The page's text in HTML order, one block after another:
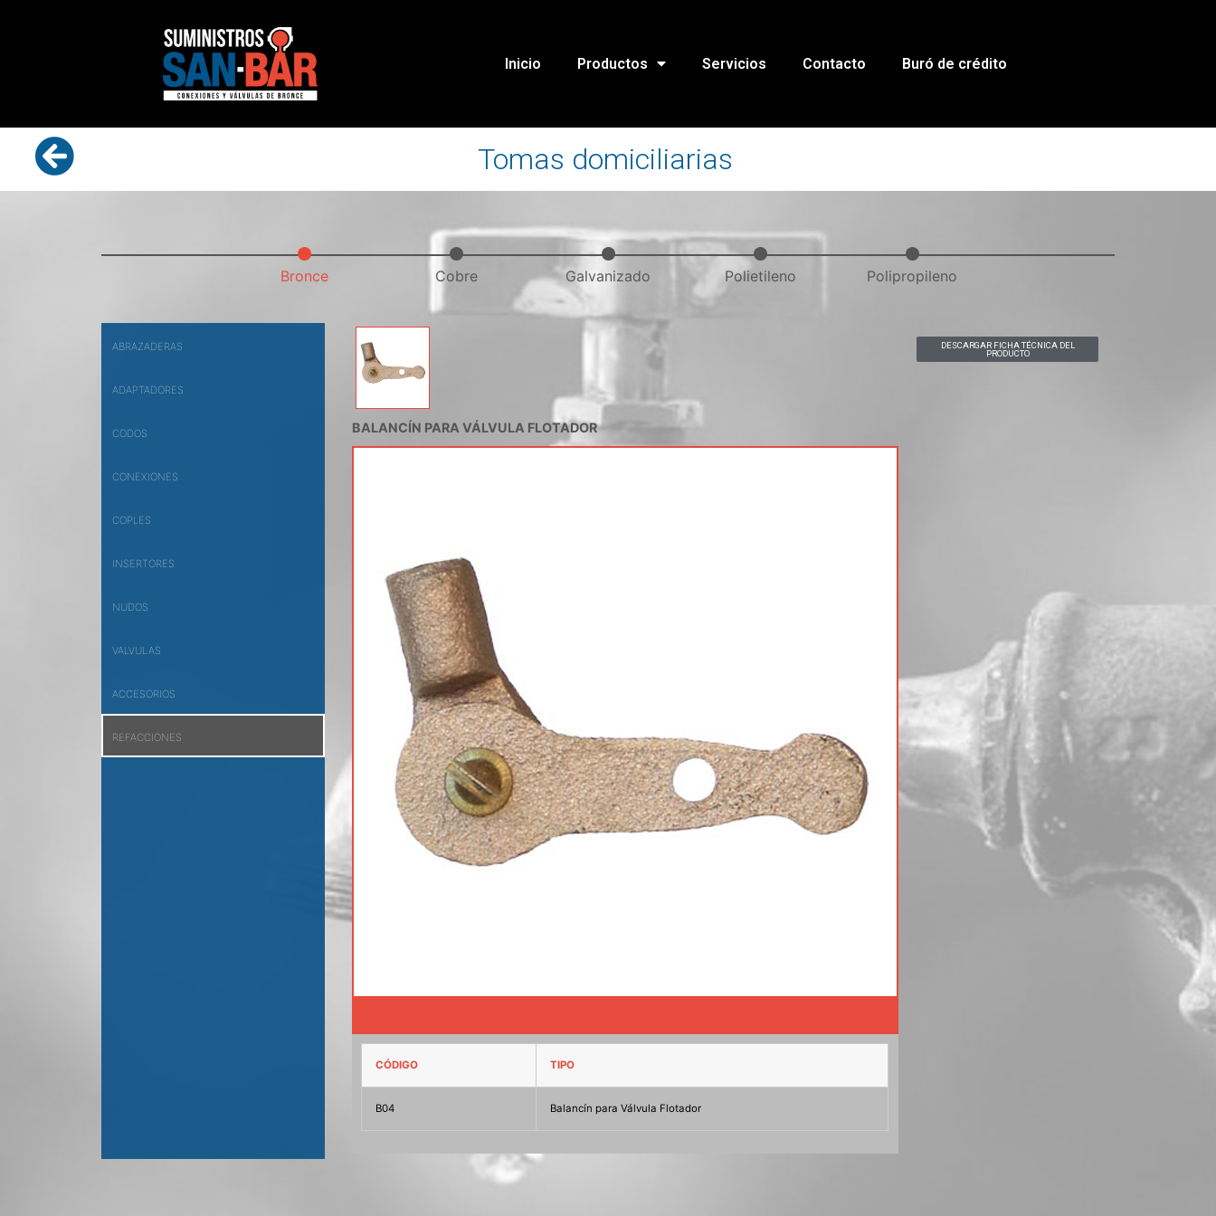
Inicio Productos Servicios Contacto Buró de crédito
Tomas domiciliarias
Bronce Cobre Galvanizado Polietileno Polipropileno
ABRAZADERAS
ADAPTADORES
CODOS
CONEXIONES
COPLES
INSERTORES
NUDOS
VALVULAS
ACCESORIOS
REFACCIONES
BALANCÍN PARA VÁLVULA FLOTADOR
CÓDIGO TIPO
B04 Balancín para Válvula Flotador
DESCARGAR FICHA TÉCNICA DEL
PRODUCTO